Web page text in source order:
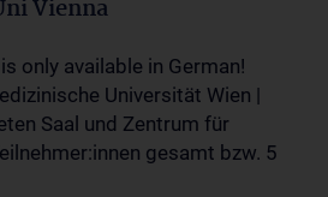
Vienna
only available in German!
Universität Wien |
Saal und Zentrum für
gesamt bzw. 5